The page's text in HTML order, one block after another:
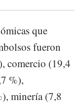
que
fueron
comercio (19,4
%),
minería (7,8